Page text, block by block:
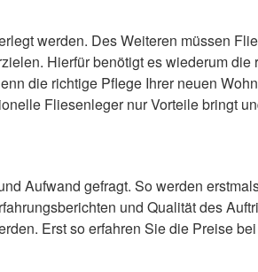
werden. Des Weiteren müssen
Hierfür benötigt es wiederum die
die richtige Pflege Ihrer neuen
Fliesenleger nur Vorteile bringt
Aufwand gefragt. So werden
und Qualität des
Erst so erfahren Sie die Preise